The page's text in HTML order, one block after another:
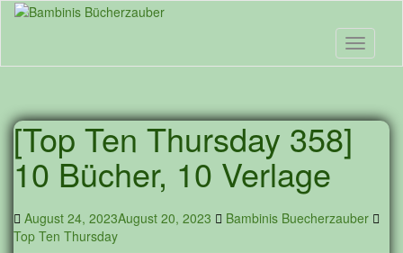
Skip
content
Toggle
[Top Ten Thursday 358]
10 Bücher, 10 Verlage
August 24, 2023August 20, 2023
Bambinis Buecherzauber
Top Ten Thursday